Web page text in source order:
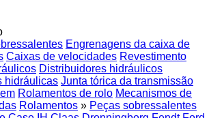
Engrenagens da caixa de
Caixas de velocidades Revestimento
Distribuidores hidráulicos
hidráulicas Junta tórica da transmissão
Rolamentos de rolo Mecanismos de
Rolamentos » Peças sobressalentes